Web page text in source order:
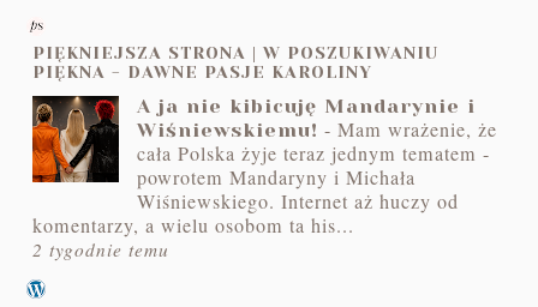
PIĘKNIEJSZA STRONA | W POSZUKIWANIU
PIĘKNA - DAWNE PASJE KAROLINY
A ja nie kibicuję Mandarynie i
Wiśniewskiemu! -Mam wrażenie, że
cała Polska żyje teraz jednym tematem -
powrotem Mandaryny i Michała
Wiśniewskiego. Internet aż huczy od
komentarzy, a wielu osobom ta his...
2 tygodnie temu